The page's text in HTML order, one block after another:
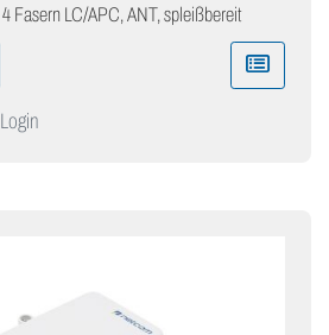
Fasern LC/APC, ANT, spleißbereit